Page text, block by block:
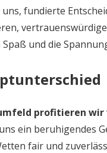
fundierte
und die
profitieren wir
ein beruhigendes
fair und